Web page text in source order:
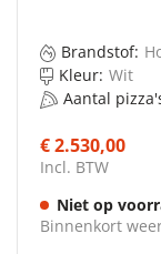
Brandstof:
Kleur: Wit
Aantal
€ 2.530,00
Incl. BTW
Niet op
Binnenkort